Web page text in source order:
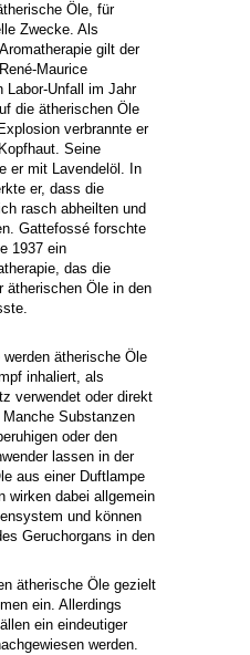
Öle, für
Zwecke. Als
gilt der
Maurice
Labor-Unfall im Jahr
die ätherischen Öle
verbrannte er
Seine
er mit Lavendelöl. In
er, dass die
rasch abheilten und
Gattefossé forschte
1937 ein
das die
ätherischen Öle in den
werden ätherische Öle
inhaliert, als
verwendet oder direkt
Substanzen
oder den
lassen in der
aus einer Duftlampe
wirken dabei allgemein
und können
Geruchorgans in den
ätherische Öle gezielt
ein. Allerdings
ein eindeutiger
werden.